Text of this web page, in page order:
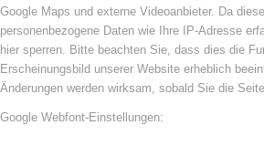
Google Maps und externe Videoanbieter. Da
personenbezogene Daten wie Ihre IP-Adresse
hier sperren. Bitte beachten Sie, dass dies die
Erscheinungsbild unserer Website erheblich
Änderungen werden wirksam, sobald Sie die
Google Webfont-Einstellungen: